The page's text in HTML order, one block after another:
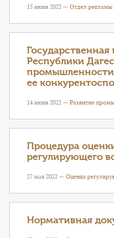
15 июня 2022 — Отдел рекламы
Республики
ее
14 июня 2022 — Развитие
Процедура
регулирующего
27 мая 2022 — Оценка
Нормативная